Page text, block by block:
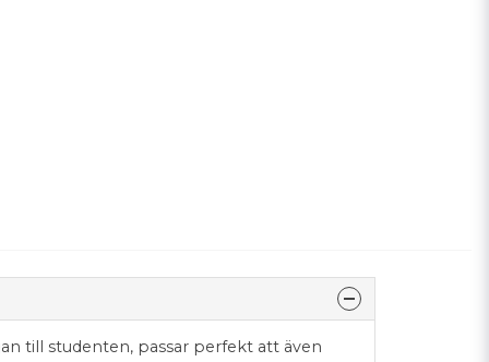
till studenten, passar perfekt att även